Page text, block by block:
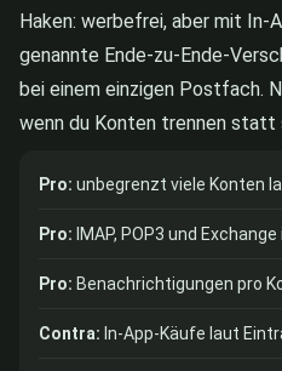
Haken: werbefrei, aber mit In-
genannte Ende-zu-Ende-
bei einem einzigen Postfach.
wenn du Konten trennen
Pro: unbegrenzt viele Konten
Pro: IMAP, POP3 und
Pro: Benachrichtigungen pro
Contra: In-App-Käufe laut